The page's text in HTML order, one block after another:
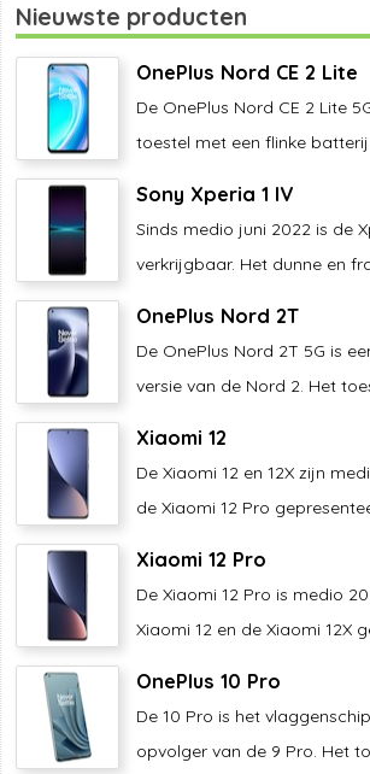
Nieuwste producten
OnePlus Nord CE 2 Lite
De OnePlus Nord CE 2 Lite
toestel met een flinke batterij
Sony Xperia 1 IV
Sinds medio juni 2022 is de
verkrijgbaar. Het dunne en
OnePlus Nord 2T
De OnePlus Nord 2T 5G is
versie van de Nord 2. Het
Xiaomi 12
De Xiaomi 12 en 12X zijn
de Xiaomi 12 Pro
Xiaomi 12 Pro
De Xiaomi 12 Pro is medio
Xiaomi 12 en de Xiaomi 12X
OnePlus 10 Pro
De 10 Pro is het
opvolger van de 9 Pro. Het